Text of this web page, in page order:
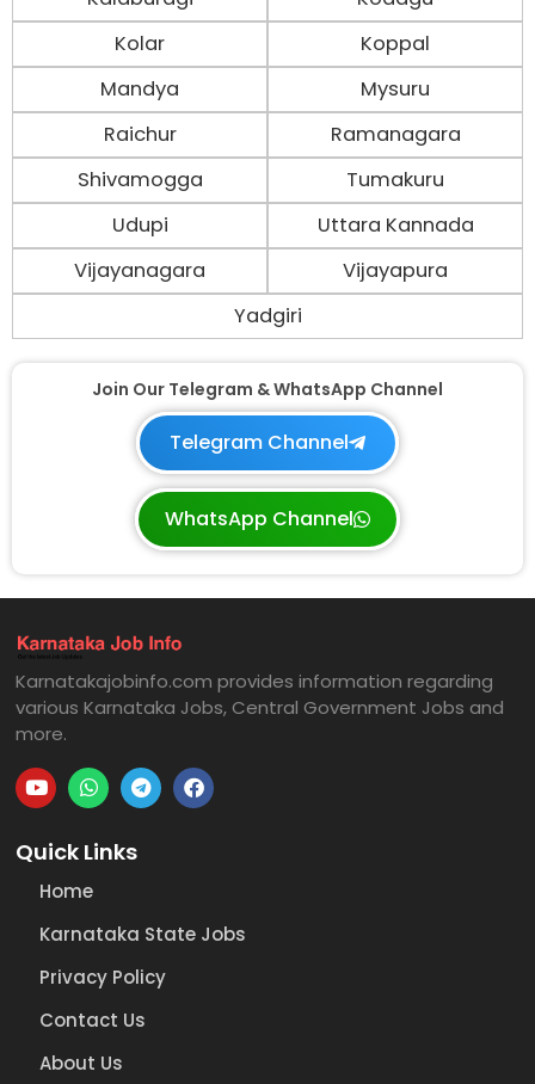
Kolar
Koppal
Mandya
Mysuru
Raichur
Ramanagara
Shivamogga
Tumakuru
Udupi
Uttara Kannada
Vijayanagara
Vijayapura
Yadgiri
Join Our Telegram & WhatsApp Channel
Telegram Channel
WhatsApp Channel
Karnatakajobinfo.com provides information regarding
various Karnataka Jobs, Central Government Jobs and
more.
Quick Links
Home
Karnataka State Jobs
Privacy Policy
Contact Us
About Us